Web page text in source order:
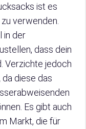
ist es
verwenden.
in der
dass dein
Verzichte jedoch
diese das
Es gibt auch
Markt, die für